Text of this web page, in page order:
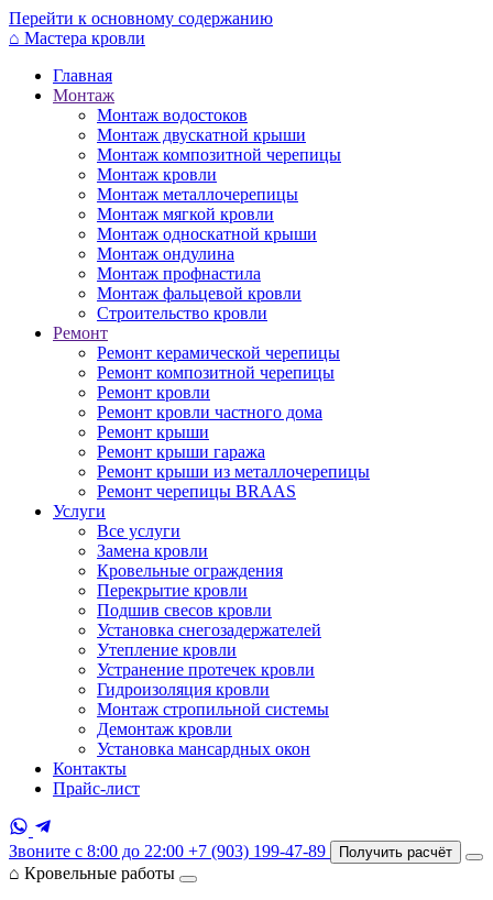
Перейти к основному содержанию
⌂ Мастера кровли
Главная
Монтаж
Монтаж водостоков
Монтаж двускатной крыши
Монтаж композитной черепицы
Монтаж кровли
Монтаж металлочерепицы
Монтаж мягкой кровли
Монтаж односкатной крыши
Монтаж ондулина
Монтаж профнастила
Монтаж фальцевой кровли
Строительство кровли
Ремонт
Ремонт керамической черепицы
Ремонт композитной черепицы
Ремонт кровли
Ремонт кровли частного дома
Ремонт крыши
Ремонт крыши гаража
Ремонт крыши из металлочерепицы
Ремонт черепицы BRAAS
Услуги
Все услуги
Замена кровли
Кровельные ограждения
Перекрытие кровли
Подшив свесов кровли
Установка снегозадержателей
Утепление кровли
Устранение протечек кровли
Гидроизоляция кровли
Монтаж стропильной системы
Демонтаж кровли
Установка мансардных окон
Контакты
Прайс-лист
Звоните с 8:00 до 22:00 +7 (903) 199-47-89 Получить расчёт
⌂ Кровельные работы